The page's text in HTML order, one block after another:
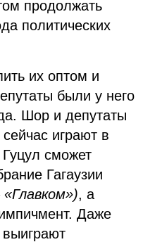
продолжать
политических
их оптом и
были у него
Шор и депутаты
играют в
сможет
Гагаузии
, а
Даже